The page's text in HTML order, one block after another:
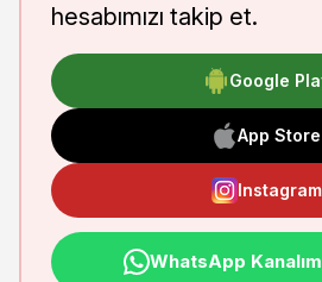
hesabımızı takip et.
Google
App Store
Instagram
WhatsApp